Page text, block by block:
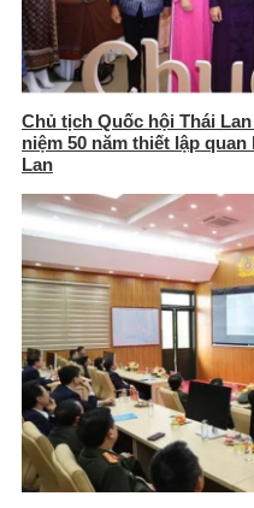
Chủ tịch Quốc hội Thái
niệm 50 năm thiết lập
Lan